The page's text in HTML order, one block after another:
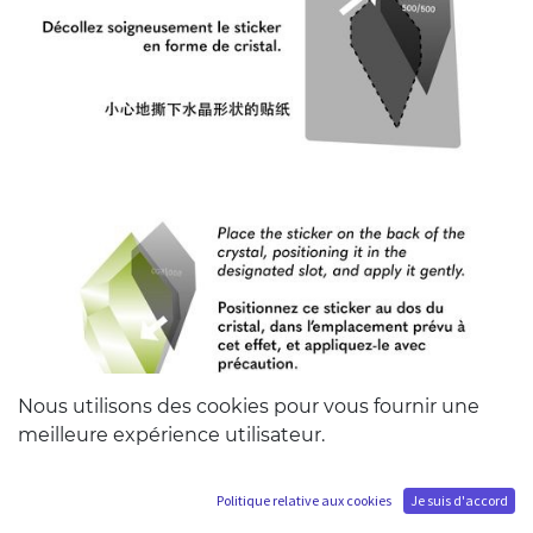
Nous utilisons des cookies pour vous fournir une
meilleure expérience utilisateur.
Politique relative aux cookies Je suis d'accord